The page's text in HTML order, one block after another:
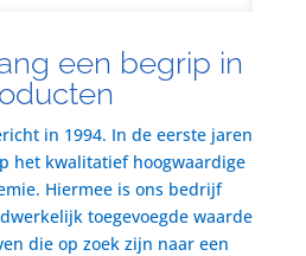
een begrip in
in 1994. In de eerste jaren
het kwalitatief hoogwaardige
Hiermee is ons bedrijf
toegevoegde waarde
die op zoek zijn naar een